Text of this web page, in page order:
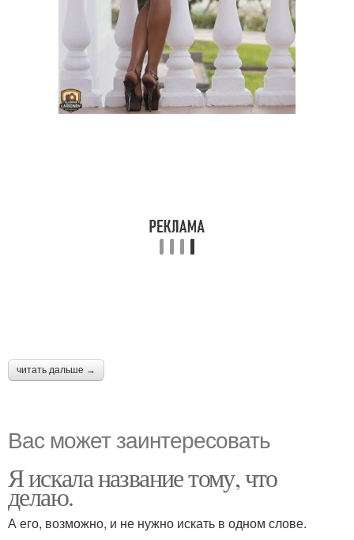
читать дальше →
Вас может заинтересовать
Я искала название тому, что
делаю.
А его, возможно, и не нужно искать в одном слове.